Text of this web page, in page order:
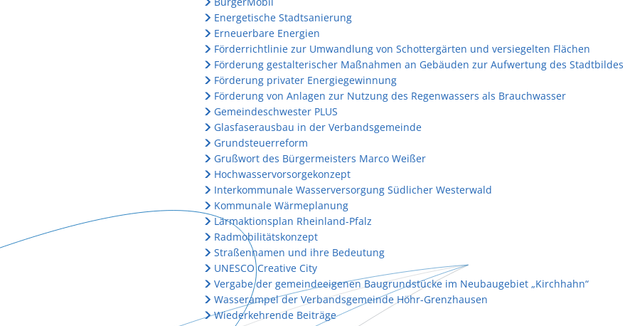
Energetische Stadtsanierung
Erneuerbare Energien
Förderrichtlinie zur Umwandlung von Schottergärten und versiegelten Flächen
Förderung gestalterischer Maßnahmen an Gebäuden zur Aufwertung des Stadtbildes
Förderung privater Energiegewinnung
Förderung von Anlagen zur Nutzung des Regenwassers als Brauchwasser
Gemeindeschwester PLUS
Glasfaserausbau in der Verbandsgemeinde
Grundsteuerreform
Grußwort des Bürgermeisters Marco Weißer
Hochwasservorsorgekonzept
Interkommunale Wasserversorgung Südlicher Westerwald
Kommunale Wärmeplanung
Lärmaktionsplan Rheinland-Pfalz
Radmobilitätskonzept
Straßennamen und ihre Bedeutung
UNESCO Creative City
Vergabe der gemeindeeigenen Baugrundstücke im Neubaugebiet „Kirchhahn“
Wasserampel der Verbandsgemeinde Höhr-Grenzhausen
Wiederkehrende Beiträge